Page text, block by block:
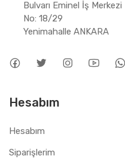
Bulvarı Eminel İş Merkezi
No: 18/29
Yenimahalle ANKARA
Hesabım
Hesabım
Siparişlerim